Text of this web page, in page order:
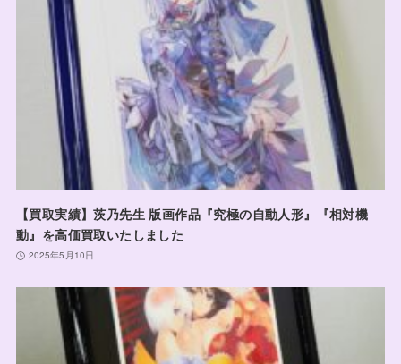
【買取実績】茨乃先生 版画作品『究極の自動人形』『相対機
動』を高価買取いたしました
2025年5月10日